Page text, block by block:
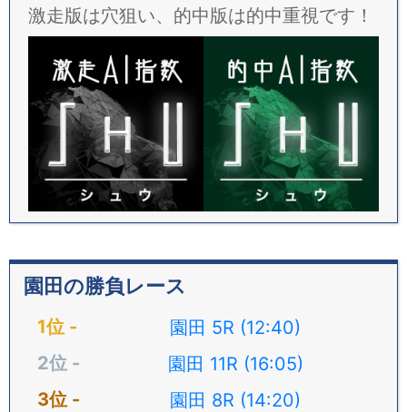
激走版は穴狙い、的中版は的中重視です！
園田の勝負レース
園田 5R (12:40)
園田 11R (16:05)
園田 8R (14:20)